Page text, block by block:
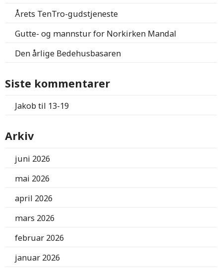
Årets TenTro-gudstjeneste
Gutte- og mannstur for Norkirken Mandal
Den årlige Bedehusbasaren
Siste kommentarer
Jakobtil 13-19
Arkiv
juni 2026
mai 2026
april 2026
mars 2026
februar 2026
januar 2026